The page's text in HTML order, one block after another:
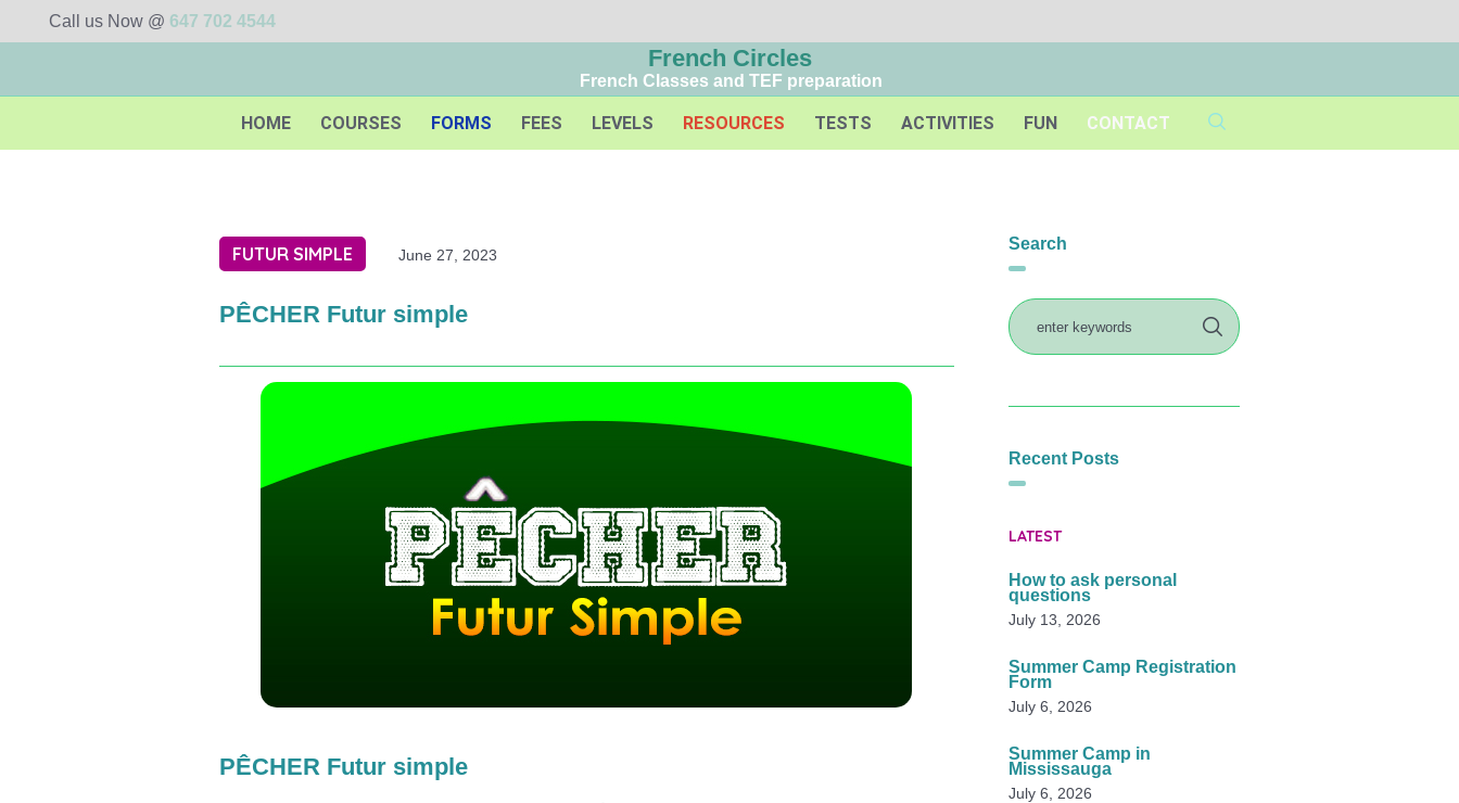
Call us Now @ 647 702 4544
French Circles
French Classes and TEF preparation
HOME COURSES FORMS FEES LEVELS RESOURCES TESTS ACTIVITIES FUN CONTACT
FUTUR SIMPLE June 27, 2023
PÊCHER Futur simple
PÊCHER Futur simple
Search
Recent Posts
LATEST
How to ask personal
questions
July 13, 2026
Summer Camp Registration
Form
July 6, 2026
Summer Camp in
Mississauga
July 6, 2026